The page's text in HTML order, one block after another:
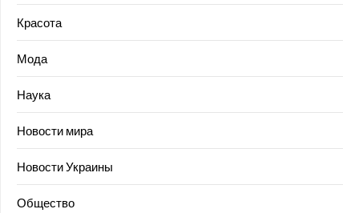
Красота
Мода
Наука
Новости мира
Новости Украины
Общество